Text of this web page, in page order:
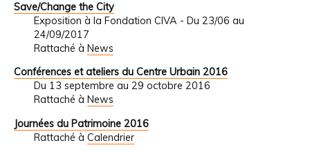
Save/Change the City
Exposition à la Fondation CIVA - Du 23/06 au
24/09/2017
Rattaché à News
Conférences et ateliers du Centre Urbain 2016
Du 13 septembre au 29 octobre 2016
Rattaché à News
Journées du Patrimoine 2016
Rattaché à Calendrier